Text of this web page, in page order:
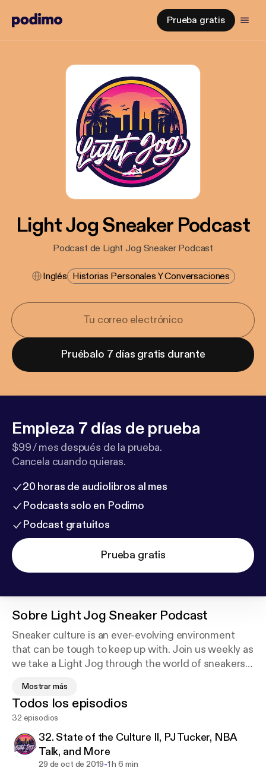
Prueba gratis
Light Jog Sneaker Podcast
Podcast de Light Jog Sneaker Podcast
Inglés Historias Personales Y Conversaciones
Pruébalo 7 días gratis durante
Empieza 7 días de prueba
$99 / mes después de la prueba.
Cancela cuando quieras.
20 horas de audiolibros al mes
Podcasts solo en Podimo
Podcast gratuitos
Prueba gratis
Sobre Light Jog Sneaker Podcast
Sneaker culture is an ever-evolving environment
that can be tough to keep up with. Join us weekly as
we take a Light Jog through the world of sneakers
our personal experiences. Whether you're a life-long
OG collector or a young entrepreneur trying to
make some headway in the resell game, this is the
podcast for you.
Instagram/Twitter:
Mostrar más
Todos los episodios
32 episodios
32. State of the Culture II, PJ Tucker, NBA
Talk, and More
29 de oct de 2019-1 h 6 min